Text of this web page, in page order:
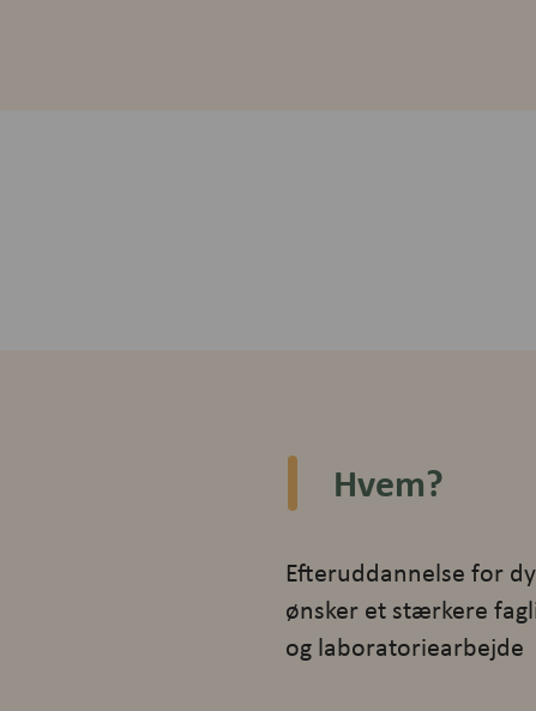
Hvem?
Efteruddannelse for
ønsker et stærkere
og laboratoriearbejde